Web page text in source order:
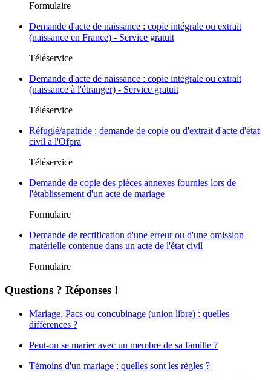
Formulaire
Demande d'acte de naissance : copie intégrale ou extrait
(naissance en France) - Service gratuit
Téléservice
Demande d'acte de naissance : copie intégrale ou extrait
(naissance à l'étranger) - Service gratuit
Téléservice
Réfugié/apatride : demande de copie ou d'extrait d'acte d'état
civil à l'Ofpra
Téléservice
Demande de copie des pièces annexes fournies lors de
l'établissement d'un acte de mariage
Formulaire
Demande de rectification d'une erreur ou d'une omission
matérielle contenue dans un acte de l'état civil
Formulaire
Questions ? Réponses !
Mariage, Pacs ou concubinage (union libre) : quelles
différences ?
Peut-on se marier avec un membre de sa famille ?
Témoins d'un mariage : quelles sont les règles ?